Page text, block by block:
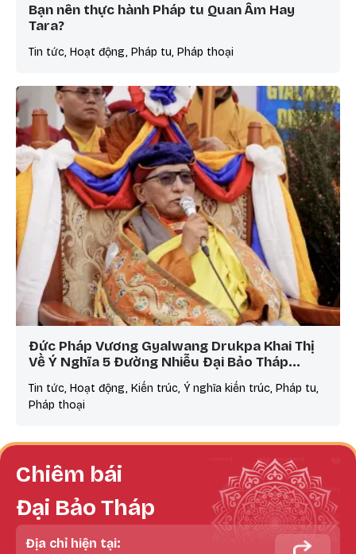
Bạn nên thực hành Pháp tu Quan Âm Hay
Tara?
Tin tức, Hoạt động, Pháp tu, Pháp thoại
Đức Pháp Vương Gyalwang Drukpa Khai Thị
Về Ý Nghĩa 5 Đường Nhiễu Đại Bảo Tháp…
Tin tức, Hoạt động, Kiến trúc, Ý nghĩa kiến trúc, Pháp tu,
Pháp thoại
Chiêm bái
Đại Bảo Tháp
Địa chỉ hiện tại: